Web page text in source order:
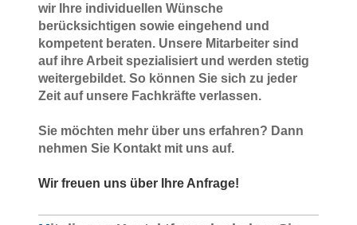
wir Ihre individuellen Wünsche
berücksichtigen sowie eingehend und
kompetent beraten. Unsere Mitarbeiter sind
auf ihre Arbeit spezialisiert und werden stetig
weitergebildet. So können Sie sich zu jeder
Zeit auf unsere Fachkräfte verlassen.
Sie möchten mehr über uns erfahren? Dann
nehmen Sie Kontakt mit uns auf.
Wir freuen uns über Ihre Anfrage!